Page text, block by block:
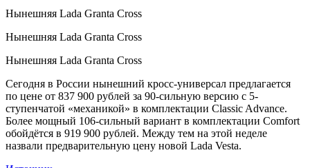
Нынешняя Lada Granta Cross
Нынешняя Lada Granta Cross
Нынешняя Lada Granta Cross
Сегодня в России нынешний кросс-универсал предлагается
по цене от 837 900 рублей за 90-сильную версию с 5-
ступенчатой «механикой» в комплектации Classic Advance.
Более мощный 106-сильный вариант в комплектации Comfort
обойдётся в 919 900 рублей. Между тем на этой неделе
назвали предварительную цену новой Lada Vesta.